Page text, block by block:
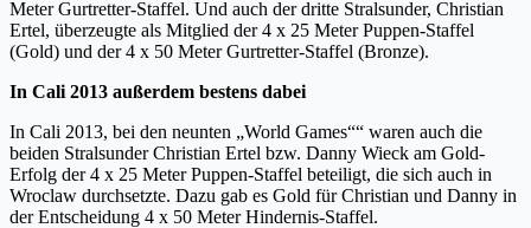
Meter Gurtretter-Staffel. Und auch der dritte Stralsunder, Christian
Ertel, überzeugte als Mitglied der 4 x 25 Meter Puppen-Staffel
(Gold) und der 4 x 50 Meter Gurtretter-Staffel (Bronze).
In Cali 2013 außerdem bestens dabei
In Cali 2013, bei den neunten „World Games““ waren auch die
beiden Stralsunder Christian Ertel bzw. Danny Wieck am Gold-
Erfolg der 4 x 25 Meter Puppen-Staffel beteiligt, die sich auch in
Wroclaw durchsetzte. Dazu gab es Gold für Christian und Danny in
der Entscheidung 4 x 50 Meter Hindernis-Staffel.